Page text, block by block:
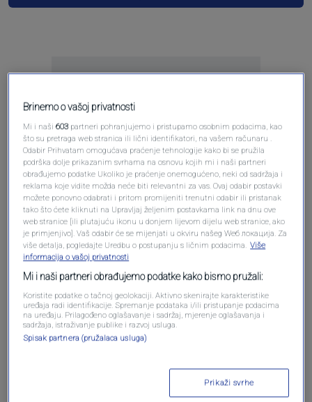
Oglas
Oglas
Brinemo o vašoj privatnosti
Mi i naši603 partneri pohranjujemo i pristupamo osobnim podacima, kao
što su pretraga web stranica ili lični identifikatori, na vašem računaru .
Odabir Prihvatam omogućava praćenje tehnologije kako bi se pružila
podrška dolje prikazanim svrhama na osnovu kojih mi i naši partneri
obrađujemo podatke Ukoliko je praćenje onemogućeno, neki od sadržaja i
reklama koje vidite možda neće biti relevantni za vas. Ovaj odabir postavki
možete ponovno odabrati i pritom promijeniti trenutni odabir ili pristanak
tako što ćete kliknuti na Upravljaj željenim postavkama link na dnu ove
web stranice [ili plutajuću ikonu u donjem lijevom dijelu web stranice, ako
je primjenjivo]. Vaš odabir će se mijenjati u okviru našeg Wеб локација. Za
više detalja, pogledajte Uredbu o postupanju s ličnim podacima. Više
informacija o vašoj privatnosti
Mi i naši partneri obrađujemo podatke kako bismo pružali:
Koristite podatke o tačnoj geolokaciji. Aktivno skenirajte karakteristike
uređaja radi identifikacije. Spremanje podataka i/ili pristupanje podacima
na uređaju. Prilagođeno oglašavanje i sadržaj, mjerenje oglašavanja i
sadržaja, istraživanje publike i razvoj usluga.
Spisak partnera (pružalaca usluga)
Prikaži svrhe